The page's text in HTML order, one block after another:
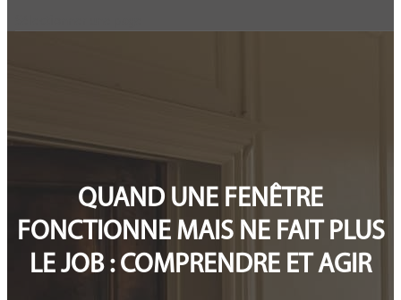
QUAND UNE FENÊTRE
FONCTIONNE MAIS NE FAIT PLUS
LE JOB : COMPRENDRE ET AGIR